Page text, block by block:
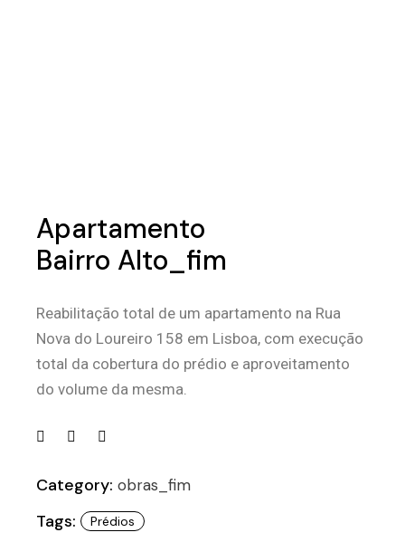
Apartamento
Bairro Alto_fim
Reabilitação total de um apartamento na Rua
Nova do Loureiro 158 em Lisboa, com execução
total da cobertura do prédio e aproveitamento
do volume da mesma.
Category: obras_fim
Tags: Prédios